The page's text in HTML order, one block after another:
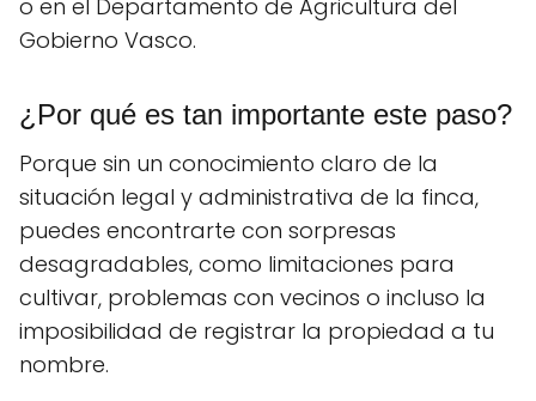
o en el Departamento de Agricultura del
Gobierno Vasco.
¿Por qué es tan importante este paso?
Porque sin un conocimiento claro de la
situación legal y administrativa de la finca,
puedes encontrarte con sorpresas
desagradables, como limitaciones para
cultivar, problemas con vecinos o incluso la
imposibilidad de registrar la propiedad a tu
nombre.